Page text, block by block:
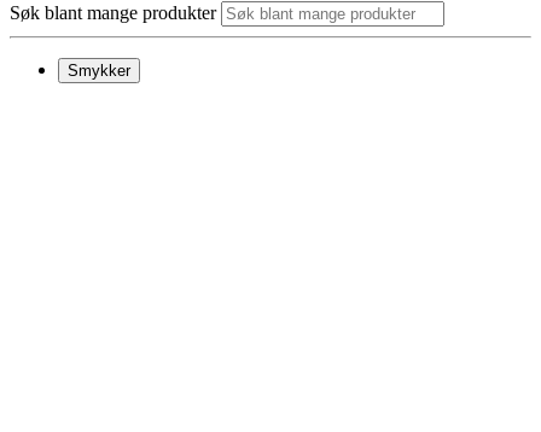
Søk blant mange produkter
Smykker